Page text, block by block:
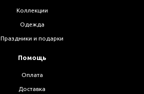
Коллекции
Одежда
Праздники и подарки
Помощь
Оплата
Доставка